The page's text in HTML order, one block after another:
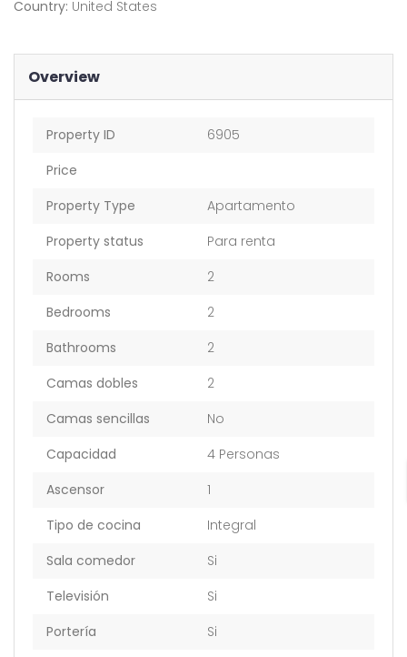
Country: United States
Overview
Property ID
6905
Price
Property Type
Apartamento
Property status
Para renta
Rooms
2
Bedrooms
2
Bathrooms
2
Camas dobles
2
Camas sencillas
No
Capacidad
4 Personas
Ascensor
1
Tipo de cocina
Integral
Sala comedor
Si
Televisión
Si
Portería
Si